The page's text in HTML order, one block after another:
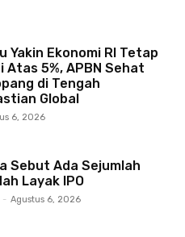
Yakin Ekonomi RI Tetap
Atas 5%, APBN Sehat
di Tengah
Global
6, 2026
Sebut Ada Sejumlah
Layak IPO
- Agustus 6, 2026